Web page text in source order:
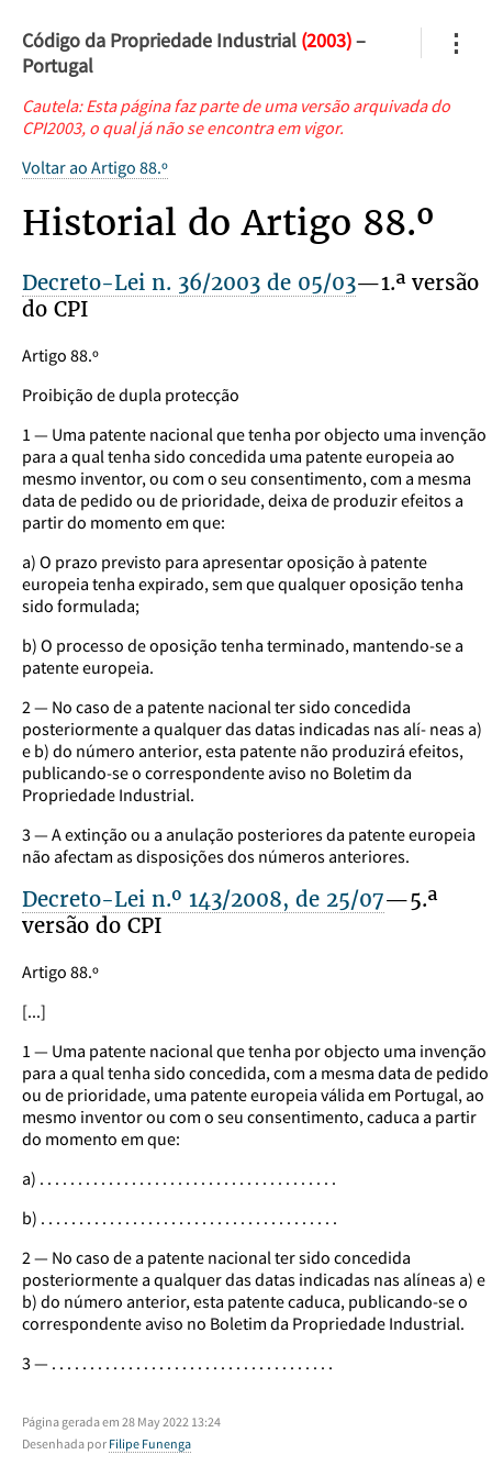
Código da Propriedade Industrial (2003)–
Portugal
⋮
Cautela: Esta página faz parte de uma versão arquivada do
CPI2003, o qual já não se encontra em vigor.
Voltar ao Artigo 88.º
Historial do Artigo 88.º
Decreto-Lei n. 36/2003 de 05/03—1.ª versão
do CPI
Artigo 88.º
Proibição de dupla protecção
1 — Uma patente nacional que tenha por objecto uma invenção
para a qual tenha sido concedida uma patente europeia ao
mesmo inventor, ou com o seu consentimento, com a mesma
data de pedido ou de prioridade, deixa de produzir efeitos a
partir do momento em que:
a) O prazo previsto para apresentar oposição à patente
europeia tenha expirado, sem que qualquer oposição tenha
sido formulada;
b) O processo de oposição tenha terminado, mantendo-se a
patente europeia.
2 — No caso de a patente nacional ter sido concedida
posteriormente a qualquer das datas indicadas nas alí- neas a)
e b) do número anterior, esta patente não produzirá efeitos,
publicando-se o correspondente aviso no Boletim da
Propriedade Industrial.
3 — A extinção ou a anulação posteriores da patente europeia
não afectam as disposições dos números anteriores.
Decreto-Lei n.º 143/2008, de 25/07—5.ª
versão do CPI
Artigo 88.º
[...]
1 — Uma patente nacional que tenha por objecto uma invenção
para a qual tenha sido concedida, com a mesma data de pedido
ou de prioridade, uma patente europeia válida em Portugal, ao
mesmo inventor ou com o seu consentimento, caduca a partir
do momento em que:
a) . . . . . . . . . . . . . . . . . . . . . . . . . . . . . . . . . . . . . . .
b) . . . . . . . . . . . . . . . . . . . . . . . . . . . . . . . . . . . . . . .
2 — No caso de a patente nacional ter sido concedida
posteriormente a qualquer das datas indicadas nas alíneas a) e
b) do número anterior, esta patente caduca, publicando-se o
correspondente aviso no Boletim da Propriedade Industrial.
3 — . . . . . . . . . . . . . . . . . . . . . . . . . . . . . . . . . . . . .
Página gerada em 28 May 2022 13:24
Desenhada por Filipe Funenga